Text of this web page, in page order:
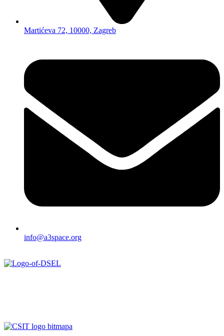
Martićeva 72, 10000, Zagreb
info@a3space.org